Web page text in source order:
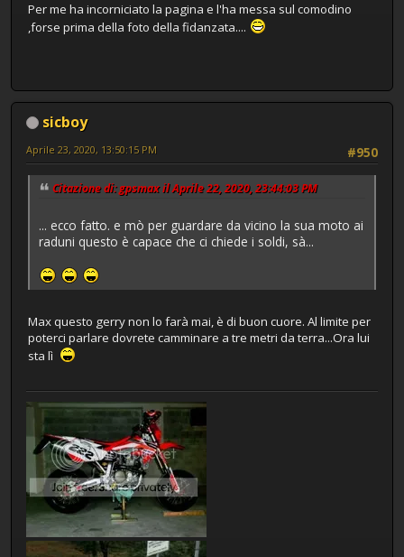
Per me ha incorniciato la pagina e l'ha messa sul comodino
,forse prima della foto della fidanzata....
sicboy
#950
Aprile 23, 2020, 13:50:15 PM
Citazione di: gpsmax il Aprile 22, 2020, 23:44:03 PM
... ecco fatto. e mò per guardare da vicino la sua moto ai
raduni questo è capace che ci chiede i soldi, sà...
Max questo gerry non lo farà mai, è di buon cuore. Al limite per
poterci parlare dovrete camminare a tre metri da terra...Ora lui
sta lì